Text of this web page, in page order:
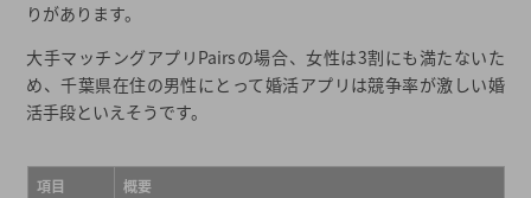
りがあります。
大手マッチングアプリPairsの場合、女性は3割にも満たないた
め、千葉県在住の男性にとって婚活アプリは競争率が激しい婚
活手段といえそうです。
項目
概要